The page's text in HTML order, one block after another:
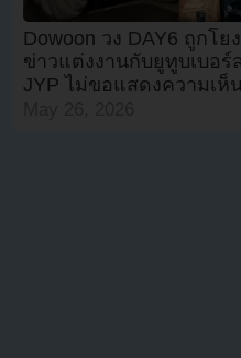
Dowoon วง DAY6 ถูกโย
ข่าวแต่งงานกับยูทูบเบอร์
JYP ไม่ขอแสดงความเห็